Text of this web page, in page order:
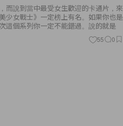
而說到當中最受女生歡迎的卡通片，來
少女戰士》一定榜上有名。如果你也是
這個系列你一定不能錯過。說的就是
55 0